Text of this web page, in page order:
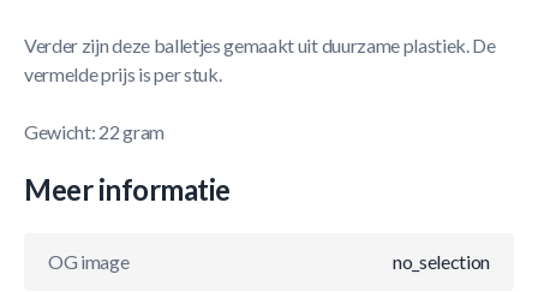
Verder zijn deze balletjes gemaakt uit duurzame plastiek. De
vermelde prijs is per stuk.
Gewicht: 22 gram
Meer informatie
OG image no_selection